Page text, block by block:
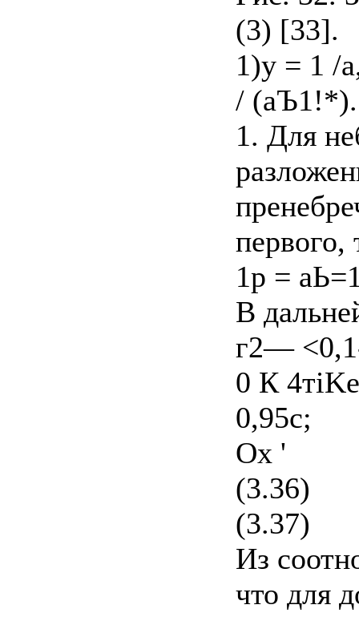
(3) [33].
1)у = 1 /
/ (аЪ1!*).
1. Для
1р =
В
г2—
0 К
0,95с;
Ох '
(3.36)
(3.37)
Из
что для